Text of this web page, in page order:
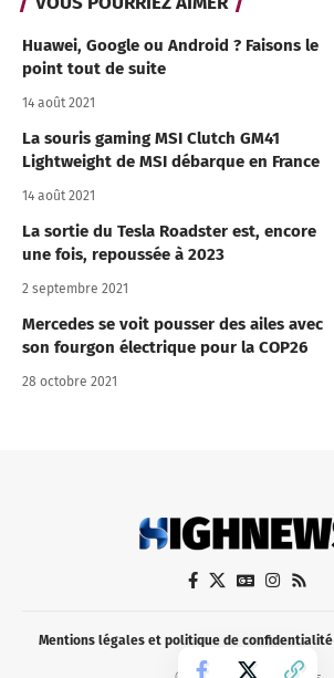
Huawei, Google ou Android ? Faisons le
point tout de suite
14 août 2021
La souris gaming MSI Clutch GM41
Lightweight de MSI débarque en France
14 août 2021
La sortie du Tesla Roadster est, encore
une fois, repoussée à 2023
2 septembre 2021
Mercedes se voit pousser des ailes avec
son fourgon électrique pour la COP26
28 octobre 2021
Mentions légales et politique de confidentialité